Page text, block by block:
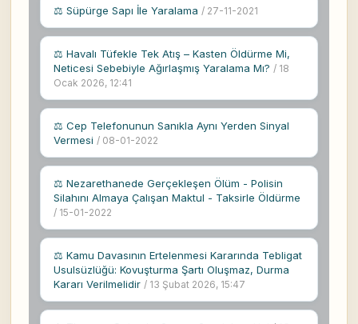
⚖ Süpürge Sapı İle Yaralama / 27-11-2021
⚖ Havalı Tüfekle Tek Atış – Kasten Öldürme Mi,
Neticesi Sebebiyle Ağırlaşmış Yaralama Mı? / 18
Ocak 2026, 12:41
⚖ Cep Telefonunun Sanıkla Aynı Yerden Sinyal
Vermesi / 08-01-2022
⚖ Nezarethanede Gerçekleşen Ölüm - Polisin
Silahını Almaya Çalışan Maktul - Taksirle Öldürme
/ 15-01-2022
⚖ Kamu Davasının Ertelenmesi Kararında Tebligat
Usulsüzlüğü: Kovuşturma Şartı Oluşmaz, Durma
Kararı Verilmelidir / 13 Şubat 2026, 15:47